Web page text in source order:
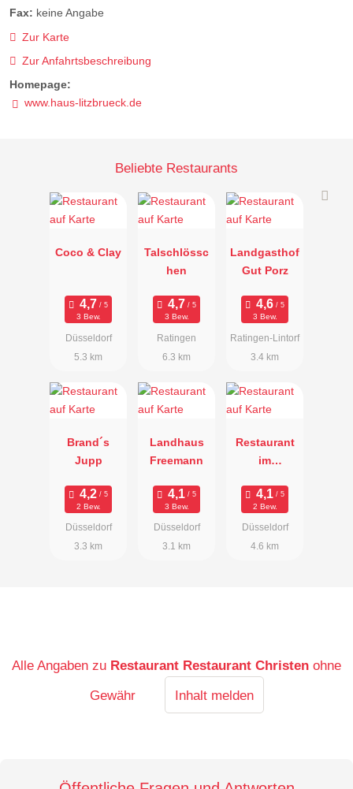
Fax: keine Angabe
Zur Karte
Zur Anfahrtsbeschreibung
Homepage:
www.haus-litzbrueck.de
Beliebte Restaurants
Coco & Clay
3 Bew.
Düsseldorf
5.3 km
Talschlössc
hen
3 Bew.
Ratingen
6.3 km
Landgasthof
Gut Porz
3 Bew.
Ratingen-Lintorf
3.4 km
Brand´s
Jupp
2 Bew.
Düsseldorf
3.3 km
Landhaus
Freemann
3 Bew.
Düsseldorf
3.1 km
Restaurant
im
2 Bew.
Düsseldorf
4.6 km
Alle Angaben zu Restaurant Restaurant Christen ohne
Gewähr
Inhalt melden